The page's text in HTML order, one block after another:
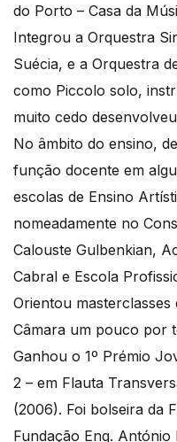
do Porto – Casa da
Integrou a Orquestra
Suécia, e a Orquestra
como Piccolo solo,
muito cedo
No âmbito do ensino,
função docente em
escolas de Ensino
nomeadamente no
Calouste Gulbenkian,
Cabral e Escola
Orientou masterclasses
Câmara um pouco por
Ganhou o 1º Prémio
2 – em Flauta
(2006). Foi bolseira da
Fundação Eng. António